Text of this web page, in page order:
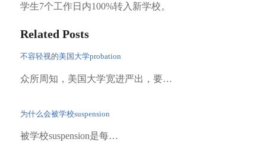
学生7个工作日内100%转入新学校。
Related Posts
不容轻视的美国大学probation
众所周知，美国大学宽进严出，要…
为什么会被学校suspension
被学校suspension是每…